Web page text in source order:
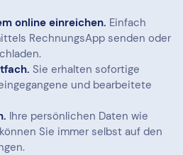
online einreichen. Einfach
RechnungsApp senden oder
Sie erhalten sofortige
und bearbeitete
Ihre persönlichen Daten wie
Sie immer selbst auf den